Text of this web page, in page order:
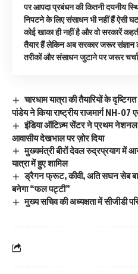
पर आपदा प्रबंधन की कितनी दयनीय
निपटने के लिए संसाधन भी नहीं हैं ऐसी
कोई खाका ही नहीं है और वो सरकारें
तैयार हैं लेकिन अब सरकार जरूर
तरीकों और संसाधन जुटाने पर जरूर
चारधाम यात्रा की तैयारियों के
पांडेय ने किया राष्ट्रीय राजमार्ग NH-07
इंडिया ऑटिज़्म सेंटर ने प्रथम
आवासीय देखभाल पर ज़ोर दिया
मुख्यमंत्री बीरों देवल रुद्रप्रयाग में
यात्रा में हुए शामिल
ड्रैगन फ्रूट, कीवी, अति सघन सेब
बनेगा “फल पट्टी”
मुख्य सचिव की अध्यक्षता में सीजीडी